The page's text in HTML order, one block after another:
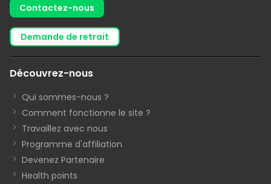
Contactez-nous
demande de retrait
Découvrez-nous
Qui sommes-nous ?
Comment fonctionne le site ?
Travaillez avec nous
Programme d'affiliation
Devenez Partenaire
Health points